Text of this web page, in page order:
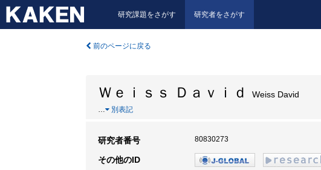
研究課題をさがす 研究者をさがす
前のページに戻る
Ｗｅｉｓｓ Ｄａｖｉｄ Weiss David
… 別表記
研究者番号 80830273
その他のID